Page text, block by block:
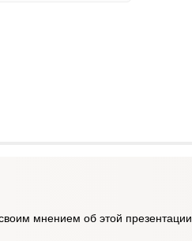
мнением об этой презентации.